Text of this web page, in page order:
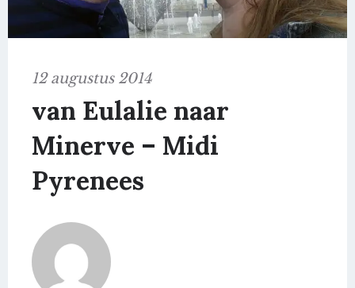
12 augustus 2014
van Eulalie naar
Minerve – Midi
Pyrenees